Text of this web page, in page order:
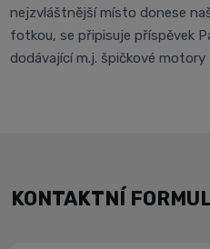
nejzvláštnější místo donese
fotkou, se připisuje příspěvek
dodávající m.j. špičkové motory
KONTAKTNÍ